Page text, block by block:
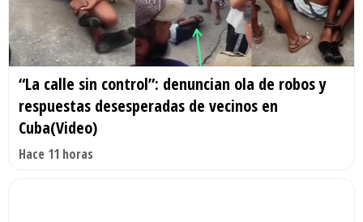
“La calle sin control”: denuncian ola de robos y
respuestas desesperadas de vecinos en
Cuba(Video)
Hace 11 horas